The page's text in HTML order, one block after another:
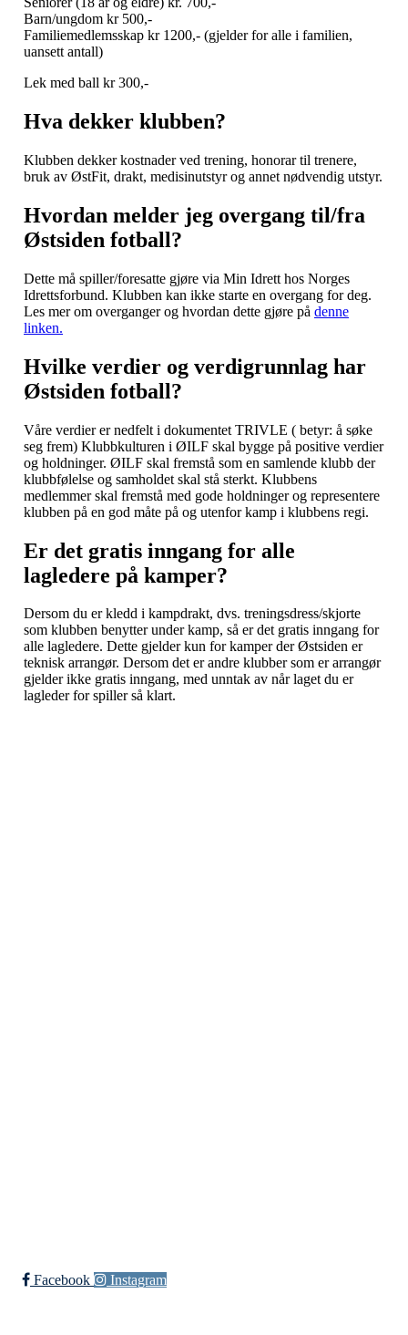
Barn/ungdom kr 500,-
Familiemedlemsskap kr 1200,- (gjelder for alle i familien,
uansett antall)
Lek med ball kr 300,-
Hva dekker klubben?
Klubben dekker kostnader ved trening, honorar til trenere,
bruk av ØstFit, drakt, medisinutstyr og annet nødvendig utstyr.
Hvordan melder jeg overgang til/fra
Østsiden fotball?
Dette må spiller/foresatte gjøre via Min Idrett hos Norges
Idrettsforbund. Klubben kan ikke starte en overgang for deg.
Les mer om overganger og hvordan dette gjøre på denne
linken.
Hvilke verdier og verdigrunnlag har
Østsiden fotball?
Våre verdier er nedfelt i dokumentet TRIVLE ( betyr: å søke
seg frem) Klubbkulturen i ØILF skal bygge på positive verdier
og holdninger. ØILF skal fremstå som en samlende klubb der
klubbfølelse og samholdet skal stå sterkt. Klubbens
medlemmer skal fremstå med gode holdninger og representere
klubben på en god måte på og utenfor kamp i klubbens regi.
Er det gratis inngang for alle
lagledere på kamper?
Dersom du er kledd i kampdrakt, dvs. treningsdress/skjorte
som klubben benytter under kamp, så er det gratis inngang for
alle lagledere. Dette gjelder kun for kamper der Østsiden er
teknisk arrangør. Dersom det er andre klubber som er arrangør
gjelder ikke gratis inngang, med unntak av når laget du er
lagleder for spiller så klart.
Facebook Instagram